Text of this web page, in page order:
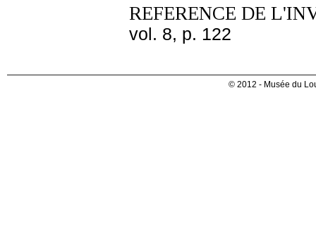
REFERENCE DE
vol. 8, p. 122
© 2012 - Musée du